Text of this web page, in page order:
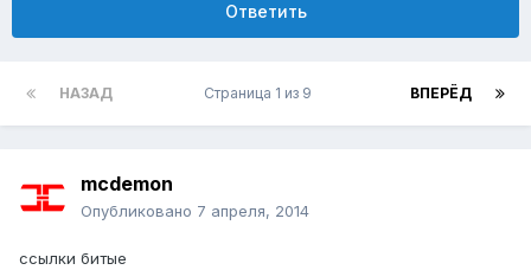
Ответить
НАЗАД ВПЕРЁД
Страница 1 из 9
mcdemon
Опубликовано 7 апреля, 2014
ссылки битые